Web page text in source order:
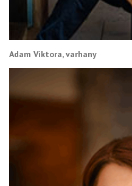
Adam Viktora, varhany